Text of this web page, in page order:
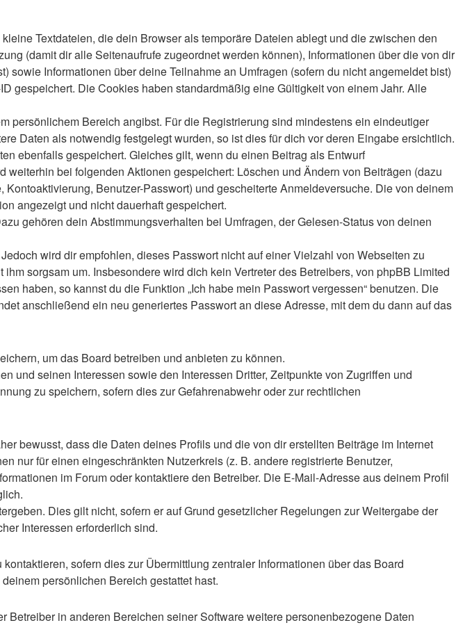
Textdateien, die dein Browser als temporäre Dateien ablegt und die zwischen den
(damit dir alle Seitenaufrufe zugeordnet werden können), Informationen über die von dir
Informationen über deine Teilnahme an Umfragen (sofern du nicht angemeldet bist)
gespeichert. Die Cookies haben standardmäßig eine Gültigkeit von einem Jahr. Alle
persönlichem Bereich angibst. Für die Registrierung sind mindestens ein eindeutiger
Daten als notwendig festgelegt wurden, so ist dies für dich vor deren Eingabe ersichtlich.
ebenfalls gespeichert. Gleiches gilt, wenn du einen Beitrag als Entwurf
bei folgenden Aktionen gespeichert: Löschen und Ändern von Beiträgen (dazu
Benutzer-Passwort) und gescheiterte Anmeldeversuche. Die von deinem
angezeigt und nicht dauerhaft gespeichert.
gehören dein Abstimmungsverhalten bei Umfragen, der Gelesen-Status von deinen
wird dir empfohlen, dieses Passwort nicht auf einer Vielzahl von Webseiten zu
sorgsam um. Insbesondere wird dich kein Vertreter des Betreibers, von phpBB Limited
haben, so kannst du die Funktion „Ich habe mein Passwort vergessen“ benutzen. Die
anschließend ein neu generiertes Passwort an diese Adresse, mit dem du dann auf das
um das Board betreiben und anbieten zu können.
und seinen Interessen sowie den Interessen Dritter, Zeitpunkte von Zugriffen und
zu speichern, sofern dies zur Gefahrenabwehr oder zur rechtlichen
bewusst, dass die Daten deines Profils und die von dir erstellten Beiträge im Internet
nur für einen eingeschränkten Nutzerkreis (z. B. andere registrierte Benutzer,
im Forum oder kontaktiere den Betreiber. Die E-Mail-Adresse aus deinem Profil
Dies gilt nicht, sofern er auf Grund gesetzlicher Regelungen zur Weitergabe der
Interessen erforderlich sind.
sofern dies zur Übermittlung zentraler Informationen über das Board
persönlichen Bereich gestattet hast.
in anderen Bereichen seiner Software weitere personenbezogene Daten